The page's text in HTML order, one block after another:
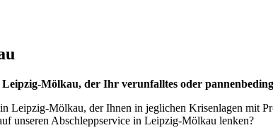
Leipzig-Mölkau, der Ihr verunfalltes oder
Leipzig-Mölkau, der Ihnen in jeglichen Krisenlagen mit
unseren Abschleppservice in Leipzig-Mölkau lenken?